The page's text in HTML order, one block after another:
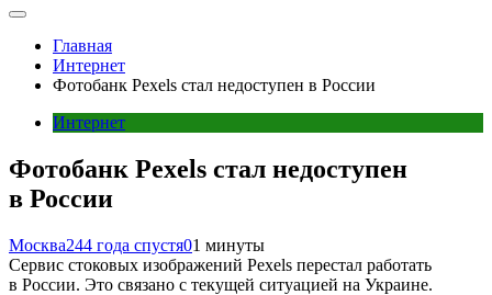
Главная
Интернет
Фотобанк Pexels стал недоступен в России
Интернет
Фотобанк Pexels стал недоступен
в России
Москва244 года спустя01 минуты
Сервис стоковых изображений Pexels перестал работать
в России. Это связано с текущей ситуацией на Украине.